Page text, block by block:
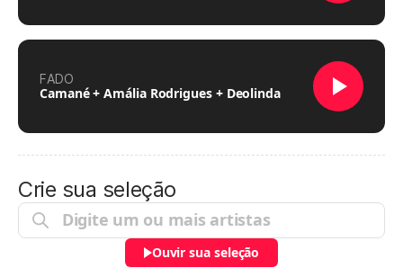
FADO
Camané + Amália Rodrigues + Deolinda
Crie sua seleção
Ouvir sua seleção